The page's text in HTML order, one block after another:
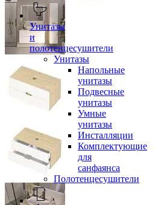
Унитазы
и
полотенцесушители
Унитазы
Напольные
унитазы
Подвесные
унитазы
Умные
унитазы
Инсталляции
Комплектующие
для
санфаянса
Полотенцесушители